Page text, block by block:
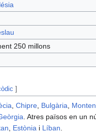
250 millons
]
Chipre Bulgària
. Atres països en un
Estònia i Líban